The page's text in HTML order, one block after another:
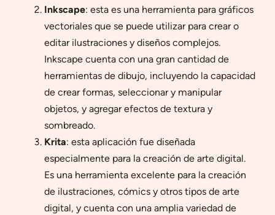
Inkscape: esta es una herramienta para gráficos
vectoriales que se puede utilizar para crear o
editar ilustraciones y diseños complejos.
Inkscape cuenta con una gran cantidad de
herramientas de dibujo, incluyendo la capacidad
de crear formas, seleccionar y manipular
objetos, y agregar efectos de textura y
sombreado.
Krita: esta aplicación fue diseñada
especialmente para la creación de arte digital.
Es una herramienta excelente para la creación
de ilustraciones, cómics y otros tipos de arte
digital, y cuenta con una amplia variedad de